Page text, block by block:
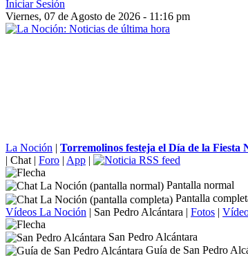
Iniciar Sesión
Viernes, 07 de Agosto de 2026 - 11:16 pm
La Noción | Torremolinos festeja el Día de la Fiesta
| Chat | Foro | App |
Pantalla normal
Pantalla
Vídeos La Noción | San Pedro Alcántara | Fotos |
San Pedro Alcántara
Guía de San Pedro